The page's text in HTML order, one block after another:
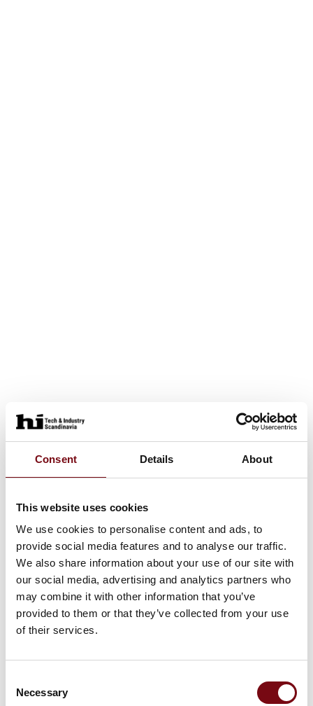
Consent Details About
This website uses cookies
We use cookies to personalise content and ads, to
provide social media features and to analyse our traffic.
We also share information about your use of our site with
our social media, advertising and analytics partners who
may combine it with other information that you’ve
provided to them or that they’ve collected from your use
of their services.
Selection
Necessary